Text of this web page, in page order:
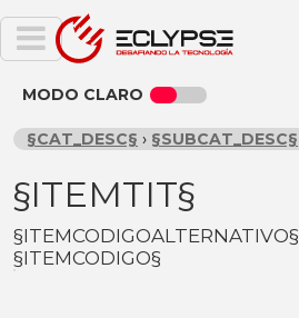
MODO CLARO
§CAT_DESC§ › §SUBCAT_DESC§
§ITEMTIT§
§ITEMCODIGOALTERNATIVO§
§ITEMCODIGO§